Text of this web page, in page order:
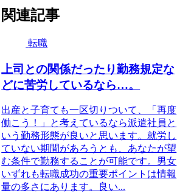
関連記事
転職
上司との関係だったり勤務規定な
どに苦労しているなら…。
出産と子育ても一区切りついて、「再度
働こう！」と考えているなら派遣社員と
いう勤務形態が良いと思います。就労し
ていない期間があろうとも、あなたが望
む条件で勤務することが可能です。男女
いずれも転職成功の重要ポイントは情報
量の多さにあります。良い...